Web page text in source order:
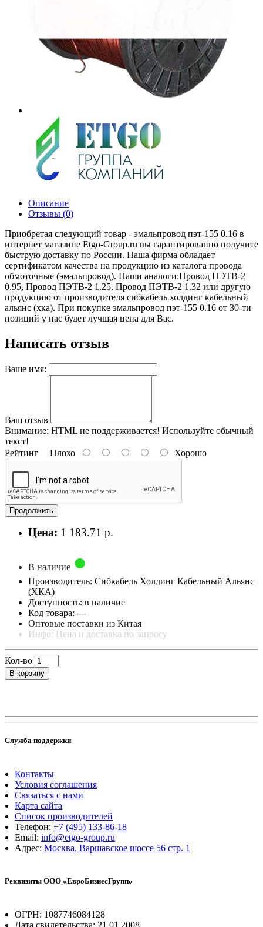
Описание
Отзывы (0)
Приобретая следующий товар - эмальпровод пэт-155 0.16 в
интернет магазине Etgo-Group.ru вы гарантированно получите
быструю доставку по России. Наша фирма обладает
сертификатом качества на продукцию из каталога провода
обмоточные (эмальпровод). Наши аналоги:Провод ПЭТВ-2
0.95, Провод ПЭТВ-2 1.25, Провод ПЭТВ-2 1.32 или другую
продукцию от производителя сибкабель холдинг кабельный
альянс (хка). При покупке эмальпровод пэт-155 0.16 от 30-ти
позиций у нас будет лучшая цена для Вас.
Написать отзыв
Ваше имя:
Ваш отзыв
Внимание: HTML не поддерживается! Используйте обычный
текст!
Рейтинг Плохо Хорошо
Продолжить
Цена: 1 183.71 р.
В наличие
Производитель: Сибкабель Холдинг Кабельный Альянс
(ХКА)
Доступность: в наличие
Код товара:—
Оптовые поставки из Китая
Инфо: Цена и доставка по запросу
Кол-во
В корзину
Служба поддержки
Контакты
Условия соглашения
Связаться с нами
Карта сайта
Список производителей
Телефон: +7 (495) 133-86-18
Email: info@etgo-group.ru
Адрес: Москва, Варшавское шоссе 56 стр. 1
Реквизиты ООО «ЕвроБизнесГрупп»
ОГРН: 1087746084128